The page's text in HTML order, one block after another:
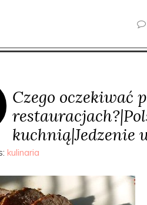
Czego oczekiwać
kuchnią|Jedzenie
kulinaria